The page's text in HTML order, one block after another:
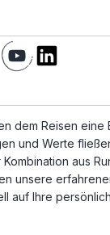
dem Reisen eine
und Werte
aus
unsere
auf Ihre